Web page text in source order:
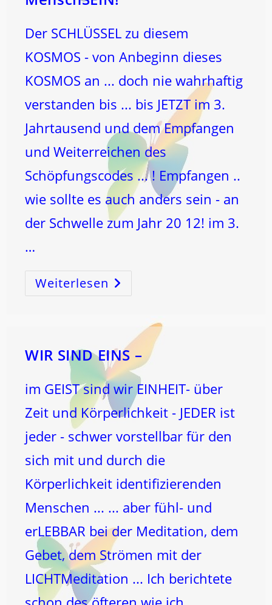
Der SCHLÜSSEL zu diesem
KOSMOS - von Anbeginn dieses
KOSMOS an ... doch nie wahrhaftig
verstanden bis ... bis JETZT im 3.
Jahrtausend und dem Empfangen
und Weiterreichen des
Schöpfungscodes ... ! Empfangen ..
wie sollte es auch anders sein - an
der Schwelle zum Jahr 20 12! im 3.
…
Weiterlesen Die
12
…
MenschSEIN!
WIR SIND EINS –
im GEIST sind wir EINHEIT- über
Zeit und Körperlichkeit - JEDER ist
jeder - schwer vorstellbar für den
sich mit und durch die
Körperlichkeit identifizierenden
Menschen ... ... aber fühl- und
erLEBBAR bei der Meditation, dem
Gebet, dem Strömen mit der
LICHTMeditation ... Ich berichtete